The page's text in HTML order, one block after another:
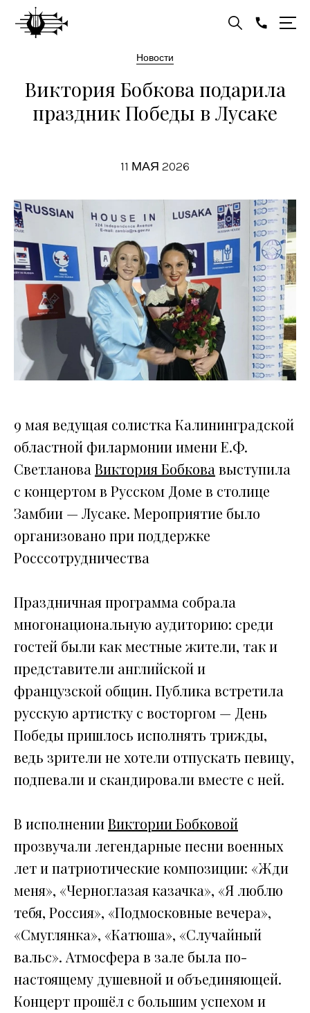
Новости
Виктория Бобкова подарила
праздник Победы в Лусаке
11 МАЯ 2026
9 мая ведущая солистка Калининградской
областной филармонии имени Е.Ф.
СветлановаВиктория Бобковавыступила
с концертом в Русском Доме в столице
Замбии — Лусаке. Мероприятие было
организовано при поддержке
Росссотрудничества
Праздничная программа собрала
многонациональную аудиторию: среди
гостей были как местные жители, так и
представители английской и
французской общин. Публика встретила
русскую артистку с восторгом — День
Победы пришлось исполнять трижды,
ведь зрители не хотели отпускать певицу,
подпевали и скандировали вместе с ней.
В исполненииВиктории Бобковой
прозвучали легендарные песни военных
лет и патриотические композиции: «Жди
меня», «Черноглазая казачка», «Я люблю
тебя, Россия», «Подмосковные вечера»,
«Смуглянка», «Катюша», «Случайный
вальс». Атмосфера в зале была по-
настоящему душевной и объединяющей.
Концерт прошёл с большим успехом и